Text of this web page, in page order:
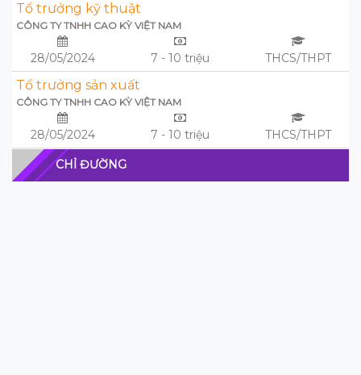
Tổ trưởng kỹ thuật
CÔNG TY TNHH CAO KỲ VIỆT NAM
28/05/2024 7 - 10 triệu THCS/THPT
Tổ trưởng sản xuất
CÔNG TY TNHH CAO KỲ VIỆT NAM
28/05/2024 7 - 10 triệu THCS/THPT
CHỈ ĐƯỜNG